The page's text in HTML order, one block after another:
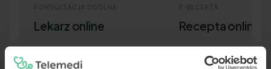
Lekarz online
E-RECEPTA
Recepta online